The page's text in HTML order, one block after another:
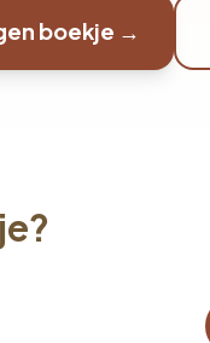
boekje →